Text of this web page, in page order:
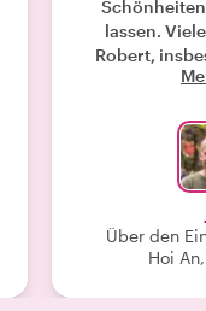
lassen.
Robert,
Specials, die
die
Über den
Hoi